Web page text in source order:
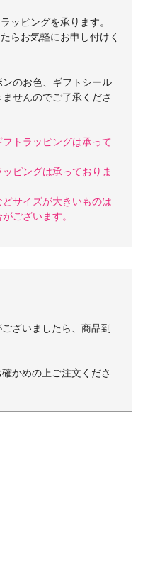
ッピングを承ります。
らお気軽にお申し付けく
のお色、ギフトシール
せんのでご了承くださ
トラッピングは承って
ピングは承っておりま
サイズが大きいものは
ございます。
ざいましたら、商品到
かめの上ご注文くださ